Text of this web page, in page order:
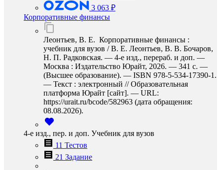
3 063 ₽
Корпоративные финансы
Леонтьев, В. Е. Корпоративные финансы :
учебник для вузов / В. Е. Леонтьев, В. В. Бочаров,
Н. П. Радковская. — 4-е изд., перераб. и доп. —
Москва : Издательство Юрайт, 2026. — 341 с. —
(Высшее образование). — ISBN 978-5-534-17390-1.
— Текст : электронный // Образовательная
платформа Юрайт [сайт]. — URL:
https://urait.ru/bcode/582963 (дата обращения:
08.08.2026).
4-е изд., пер. и доп. Учебник для вузов
11 Тестов
21 Задание